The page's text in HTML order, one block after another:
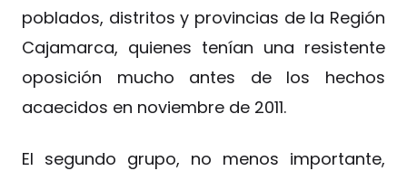
poblados, distritos y provincias de la Región
Cajamarca, quienes tenían una resistente
oposición mucho antes de los hechos
acaecidos en noviembre de 2011.
El segundo grupo, no menos importante,